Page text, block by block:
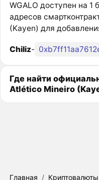
WGALO доступен на 1
адресов
(Kayen) для
Chiliz-
Где найти
Atlético Mineiro
Главная / Криптовалюты